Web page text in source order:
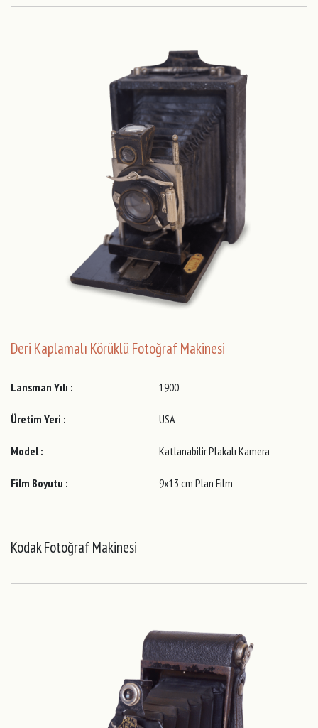
Deri Kaplamalı Körüklü Fotoğraf Makinesi
Lansman Yılı : 1900
Üretim Yeri : USA
Model : Katlanabilir Plakalı Kamera
Film Boyutu : 9x13 cm Plan Film
Kodak Fotoğraf Makinesi